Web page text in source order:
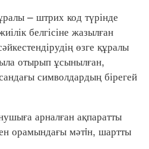
– штрих код түрінде
белгісіне жазылған
өзге құралы
отырып ұсынылған,
символдардың бірегей
арналған ақпаратты
орамындағы мәтiн, шартты